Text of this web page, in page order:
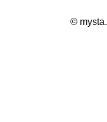
©